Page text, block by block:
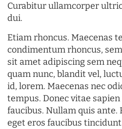
Curabitur ullamcorper
dui.
Etiam rhoncus. Maecenas
condimentum rhoncus,
sit amet adipiscing sem
quam nunc, blandit vel,
id, lorem. Maecenas nec
tempus. Donec vitae
faucibus. Nullam quis
eget eros faucibus